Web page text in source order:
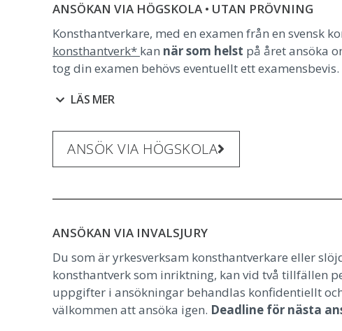
ANSÖKAN VIA HÖGSKOLA • UTAN PRÖVNING
Konsthantverkare, med en examen från en svensk
konsthantverk* kan när som helst på året ansöka
tog din examen behövs eventuellt ett examensbevis.
LÄS MER
ANSÖK VIA HÖGSKOLA
ANSÖKAN VIA INVALSJURY
Du som är yrkesverksam konsthantverkare eller
konsthantverk som inriktning, kan vid två tillfällen
uppgifter i ansökningar behandlas konfidentiellt
välkommen att ansöka igen. Deadline för nästa